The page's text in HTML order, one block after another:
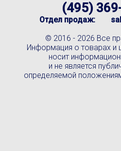
(495)
Отдел продаж:
© 2016 - 2026 Все
Информация о товарах и
носит
и не является
определяемой